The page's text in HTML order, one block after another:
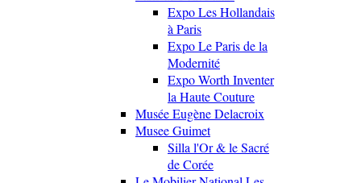
Expo Les Hollandais
à Paris
Expo Le Paris de la
Modernité
Expo Worth Inventer
la Haute Couture
Musée Eugène Delacroix
Musee Guimet
Silla l'Or & le Sacré
de Corée